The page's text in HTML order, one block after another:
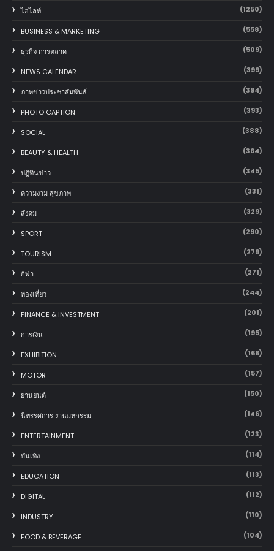
ไฮไลท์ (1250)
BUSINESS & MARKETING (558)
ธุรกิจ การตลาด (509)
NEWS CALENDAR (399)
ภาพข่าวประชาสัมพันธ์ (394)
PHOTO CAPTION (393)
SOCIAL (388)
BEAUTY & HEALTH (364)
ปฏิทินข่าว (345)
ความงาม สุขภาพ (331)
สังคม (329)
SPORT (290)
TOURISM (279)
กีฬา (271)
ท่องเที่ยว (244)
FINANCE & INVESTMENT (201)
การเงิน (195)
EXHIBITION (166)
MOTOR (157)
‎ยานยนต์‎ (150)
นิทรรศการ งานมหกรรม (146)
ENTERTAINMENT (123)
บันเทิง (114)
EDUCATION (113)
DIGITAL (112)
INDUSTRY (110)
FOOD & BEVERAGE (104)